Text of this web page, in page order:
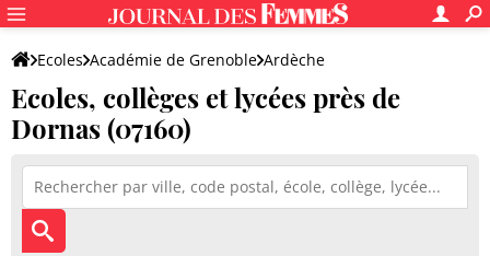
Ecoles Académie de Grenoble Ardèche
Ecoles, collèges et lycées près de
Dornas (07160)